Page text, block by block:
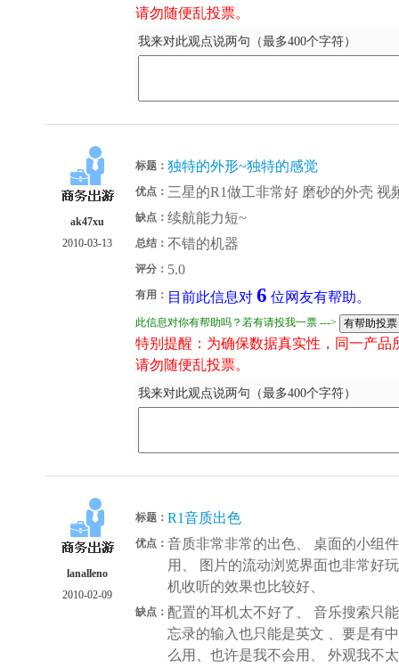
请勿随便乱投票。
我来对此观点说两句（最多400个字符）
ak47xu
2010-03-13
标题： 独特的外形~独特的感觉
优点： 三星的R1做工非常好 磨砂的外壳 视
缺点： 续航能力短~
总结： 不错的机器
评分： 5.0
有用： 目前此信息对 6 位网友有帮助。
此信息对你有帮助吗？若有请投我一票 --->
特别提醒：为确保数据真实性，同一产
请勿随便乱投票。
我来对此观点说两句（最多400个字符）
lanalleno
2010-02-09
标题： R1音质出色
优点： 音质非常非常的出色、 桌面的小组
用、 图片的流动浏览界面也非常好
机收听的效果也比较好、
缺点： 配置的耳机太不好了、 音乐搜索只
忘录的输入也只能是英文 、要是有
么用、也许是我不会用、 外观我不